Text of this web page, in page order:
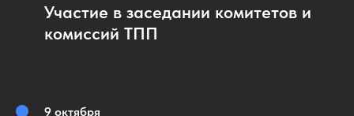
Участие в заседании комитетов и
комиссий ТПП
9 октября